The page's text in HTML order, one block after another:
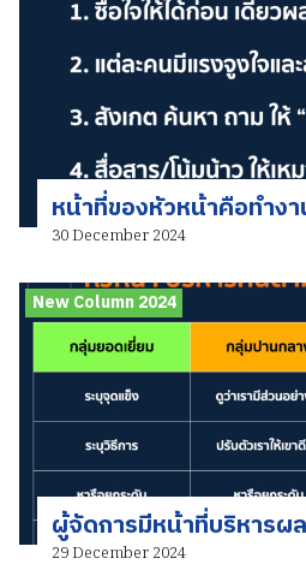
หน้าที่ของหัวหน้าคือทำง
30 December 2024
New Column 2024
ผู้จัดการมีหน้าที่บริหารผ
29 December 2024